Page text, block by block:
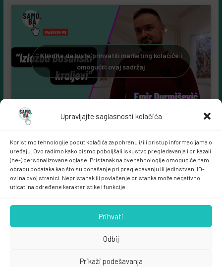
Upravljajte saglasnosti kolačića
Koristimo tehnologije poput kolačića za pohranu i/ili pristup informacijama o
uređaju. Ovo radimo kako bismo poboljšali iskustvo pregledavanja i prikazali
(ne-) personalizovane oglase. Pristanak na ove tehnologije omogućiće nam
obradu podataka kao što su ponašanje pri pregledavanju ili jedinstveni ID-
ovi na ovoj stranici. Nepristanak ili povlačenje pristanka može negativno
uticati na određene karakteristike i funkcije.
Prihvati
Odbij
Prikaži podešavanja
Samo.ba YouTube kanal:
Kliknite da biste prihvatili marketing kolačiće i
Samo.ba MARKETING